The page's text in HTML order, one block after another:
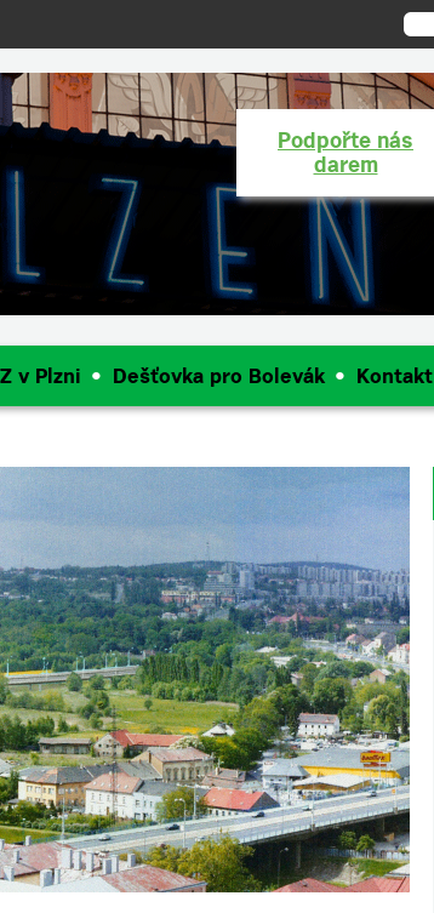
Podpořte nás
darem
v Plzni Dešťovka pro Bolevák Kontakt